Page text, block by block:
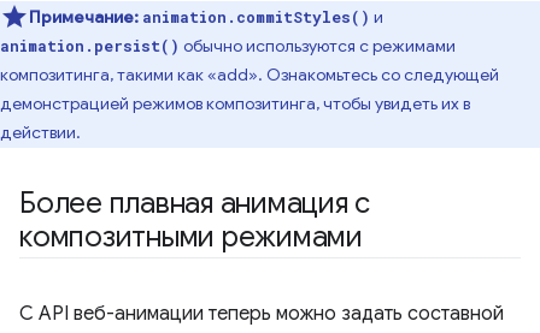
Примечание: animation.commitStyles() и
animation.persist() обычно используются с режимами
композитинга, такими как «add». Ознакомьтесь со следующей
демонстрацией режимов композитинга, чтобы увидеть их в
действии.
Более плавная анимация с
композитными режимами
С API веб-анимации теперь можно задать составной